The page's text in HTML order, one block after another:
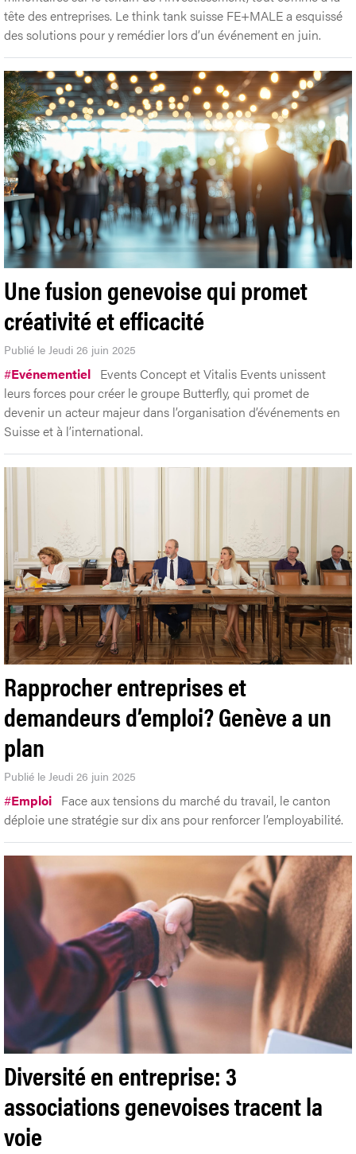
tête des entreprises. Le think tank suisse FE+MALE a esquissé
des solutions pour y remédier lors d’un événement en juin.
Une fusion genevoise qui promet
créativité et efficacité
Publié le Jeudi 26 juin 2025
#Evénementiel Events Concept et Vitalis Events unissent
leurs forces pour créer le groupe Butterfly, qui promet de
devenir un acteur majeur dans l’organisation d’événements en
Suisse et à l’international.
Rapprocher entreprises et
demandeurs d’emploi? Genève a un
plan
Publié le Jeudi 26 juin 2025
#Emploi Face aux tensions du marché du travail, le canton
déploie une stratégie sur dix ans pour renforcer l’employabilité.
Diversité en entreprise: 3
associations genevoises tracent la
voie